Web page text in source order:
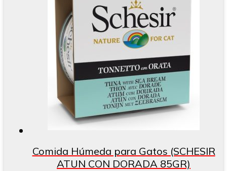
Comida Húmeda para Gatos (SCHESIR
ATUN CON DORADA 85GR)